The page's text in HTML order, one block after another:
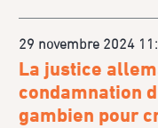
29 novembre 2024
La justice
condamnation
gambien pour